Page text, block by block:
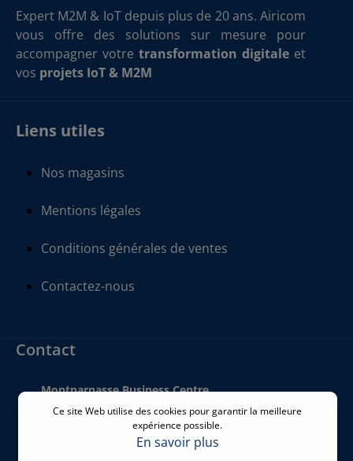
Expert M2M & IoT depuis plus de 20 ans. Airicom
vous offre des solutions sur mesure pour
accompagner votre transformation digitale et
vos projets IoT & M2M
Liens utiles
Nos magasins
Mentions légales
Conditions générales de ventes
Contactez-nous
Contact
Montparnasse Business Centre
140 bis Rue de Rennes
Ce site Web utilise des cookies pour garantir la meilleure
expérience possible.
En savoir plus